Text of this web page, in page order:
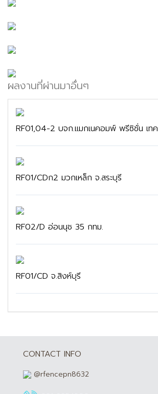
ผลงานที่ผ่านมาอื่นๆ
RF01/CDก2 มวกเหล็ก จ.สระบุรี
RF02/D อ่อนนุช 35 กทม.
RF01/CD จ.สิงห์บุรี
CONTACT INFO
@rfencepn8632